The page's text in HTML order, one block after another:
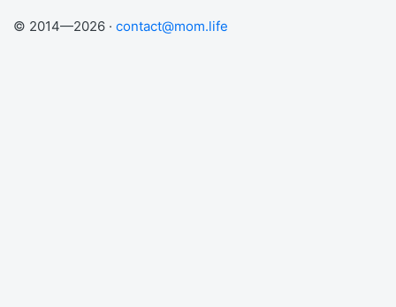
© 2014—2026 · contact@mom.life